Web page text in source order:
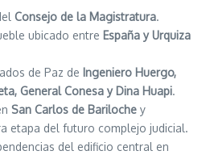
Consejo de la Magistratura.
ubicado entre España y Urquiza
de Paz de Ingeniero Huergo,
General Conesa y Dina Huapi.
San Carlos de Bariloche y
etapa del futuro complejo judicial.
del edificio central en